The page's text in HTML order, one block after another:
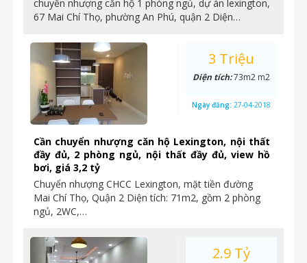
chuyển nhượng căn hộ 1 phòng ngủ, dự án lexington,
67 Mai Chí Thọ, phường An Phú, quận 2 Diện…
Cần chuyển nhượng căn hộ Lexington, nội thất
đầy đủ, 2 phòng ngủ, nội thất đầy đủ, view hồ
bơi, giá 3,2 tỷ
Chuyển nhượng CHCC Lexington, mặt tiền đường
Mai Chí Thọ, Quận 2 Diện tích: 71m2, gồm 2 phòng
ngủ, 2WC,…
3 Triệu
Diện tích:73m2 m2
Ngày đăng: 27-04-2018
2.9 Tỷ